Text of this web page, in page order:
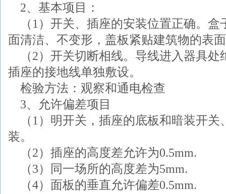
2、基本项目：
（1）开关、插座的安装位置正确。盒
面清洁、不变形，盖板紧贴建筑物的表
（2）开关切断相线。导线进入器具处
插座的接地线单独敷设。
检验方法：观察和通电检查
3、允许偏差项目
（1）明开关，插座的底板和暗装开关
装。
（2）插座的高度差允许为0.5mm.
（3）同一场所的高度差为5mm.
（4）面板的垂直允许偏差0.5mm.